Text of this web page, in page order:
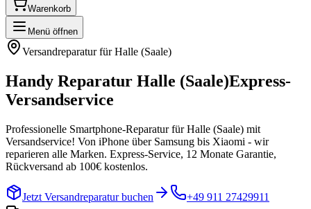
Warenkorb
Menü öffnen
Versandreparatur fürHalle (Saale)
Handy Reparatur Halle (Saale)Express-
Versandservice
Professionelle Smartphone-Reparatur fürHalle (Saale) mit
Versandservice! Von iPhone über Samsung bis Xiaomi - wir
reparieren alle Marken. Express-Service, 12 Monate Garantie,
Rückversand ab 100€ kostenlos.
Jetzt Versandreparatur buchen +49 911 27429911